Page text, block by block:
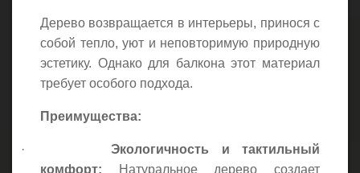
Дерево возвращается в интерьеры, принося с
собой тепло, уют и неповторимую природную
эстетику. Однако для балкона этот материал
требует особого подхода.
Преимущества:
·Экологичность и тактильный
комфорт: Натуральное дерево создает